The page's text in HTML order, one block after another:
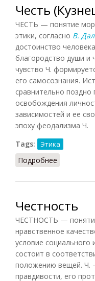
Честь
ЧЕСТЬ — понятие
этики, согласно В.
достоинство
благородство души и
чувство Ч.
его самосознания.
сравнительно поздно
освобождения
зависимостей и ее
эпоху феодализма Ч.
Tags:
Этика
Подробнее
Честность
ЧЕСТНОСТЬ —
нравственное
условие социального
состоит в
положению вещей. Ч.
правдивости, его